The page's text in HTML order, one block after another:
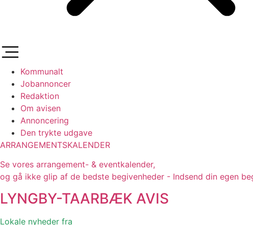
Kommunalt
Jobannoncer
Redaktion
Om avisen
Annoncering
Den trykte udgave
ARRANGEMENTSKALENDER
Se vores arrangement- & eventkalender,
og gå ikke glip af de bedste begivenheder - Indsend din egen
LYNGBY-TAARBÆK AVIS
Lokale nyheder fra